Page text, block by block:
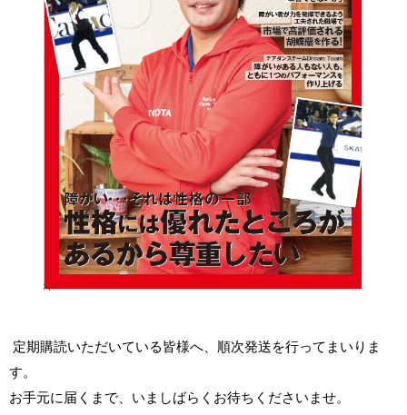
定期購読いただいている皆様へ、順次発送を行ってまいりま
す。
お手元に届くまで、いましばらくお待ちくださいませ。